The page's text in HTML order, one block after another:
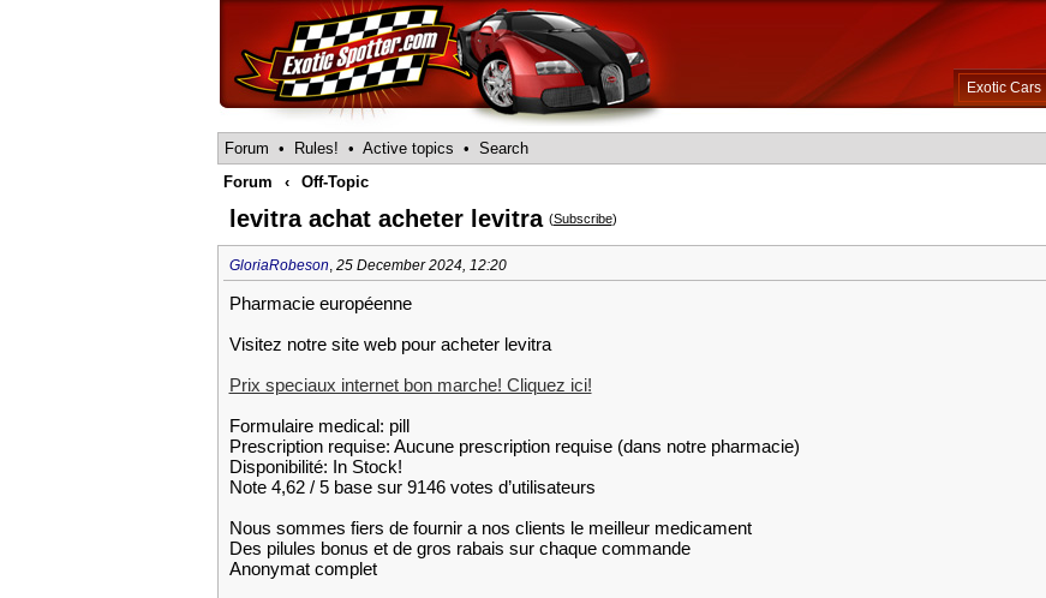
Exotic Cars
Forum • Rules! • Active topics • Search
Forum
‹ Off-Topic
levitra achat acheter levitra (Subscribe)
GloriaRobeson, 25 December 2024, 12:20
Pharmacie européenne
Visitez notre site web pour acheter levitra
Prix speciaux internet bon marche! Cliquez ici!
Formulaire medical: pill
Prescription requise: Aucune prescription requise (dans notre pharmacie)
Disponibilité: In Stock!
Note 4,62 / 5 base sur 9146 votes d’utilisateurs
Nous sommes fiers de fournir a nos clients le meilleur medicament
Des pilules bonus et de gros rabais sur chaque commande
Anonymat complet